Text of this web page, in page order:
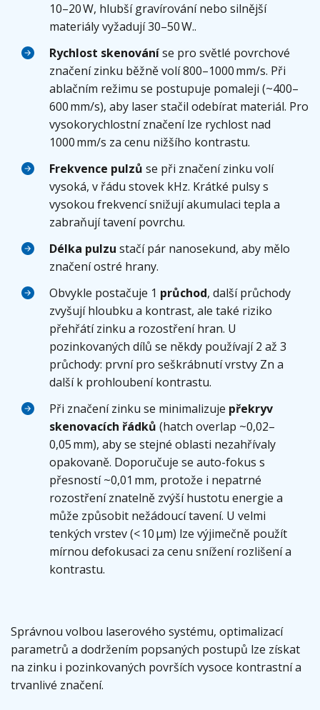
10–20 W, hlubší gravírování nebo silnější
materiály vyžadují 30–50 W..
Rychlost skenováníse pro světlé povrchové
značení zinku běžně volí 800–1000 mm/s. Při
ablačním režimu se postupuje pomaleji (~400–
600 mm/s), aby laser stačil odebírat materiál. Pro
vysokorychlostní značení lze rychlost nad
1000 mm/s za cenu nižšího kontrastu.
Frekvence pulzů se při značení zinku volí
vysoká, v řádu stovek kHz. Krátké pulsy s
vysokou frekvencí snižují akumulaci tepla a
zabraňují tavení povrchu.
Délka pulzu stačí pár nanosekund, aby mělo
značení ostré hrany.
Obvykle postačuje 1 průchod, další průchody
zvyšují hloubku a kontrast, ale také riziko
přehřátí zinku a rozostření hran. U
pozinkovaných dílů se někdy používají 2 až 3
průchody: první pro seškrábnutí vrstvy Zn a
další k prohloubení kontrastu.
Při značení zinku se minimalizuje překryv
skenovacích řádků (hatch overlap ~0,02–
0,05 mm), aby se stejné oblasti nezahřívaly
opakovaně. Doporučuje se auto-fokus s
přesností ~0,01 mm, protože i nepatrné
rozostření znatelně zvýší hustotu energie a
může způsobit nežádoucí tavení. U velmi
tenkých vrstev (< 10 µm) lze výjimečně použít
mírnou defokusaci za cenu snížení rozlišení a
kontrastu.
Správnou volbou laserového systému, optimalizací
parametrů a dodržením popsaných postupů lze získat
na zinku i pozinkovaných površích vysoce kontrastní a
trvanlivé značení.